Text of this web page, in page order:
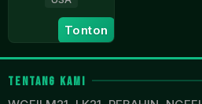
20
Aug
2023
Ricky
Lewis
Tonton
TENTANG KAMI